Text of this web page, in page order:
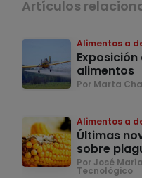
Artículos
Alimentos a
alimentos
Por Marta
Alimentos a
Últimas
sobre
Por José
Tecnológico